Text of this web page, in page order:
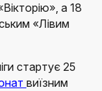
а 18
«Лівим
стартує 25
виїзним